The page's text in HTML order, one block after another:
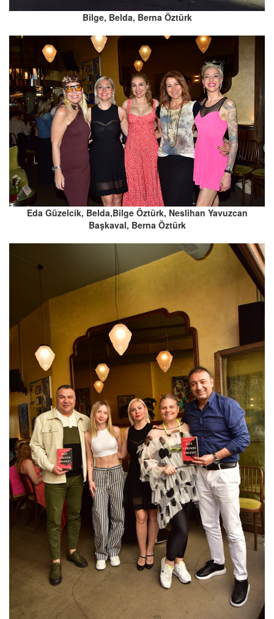
Bilge, Belda, Berna Öztürk
Eda Güzelcik, Belda,Bilge Öztürk, Neslihan Yavuzcan
Başkaval, Berna Öztürk